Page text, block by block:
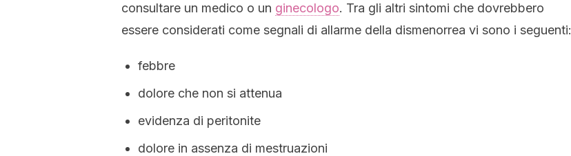
consultare un medico o un ginecologo. Tra gli altri sintomi che dovrebbero
essere considerati come segnali di allarme della dismenorrea vi sono i seguenti:
febbre
dolore che non si attenua
evidenza di peritonite
dolore in assenza di mestruazioni